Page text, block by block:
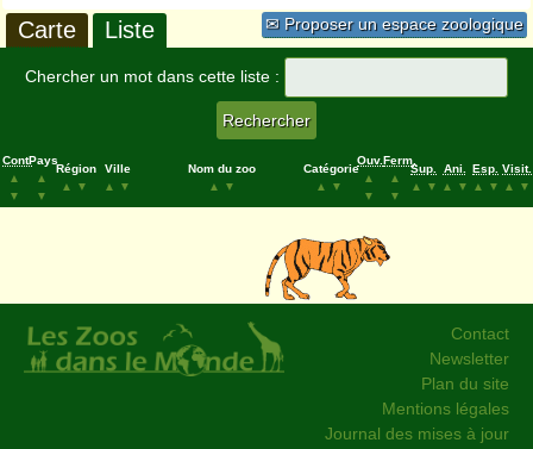
✉ Proposer un espace zoologique
Carte Liste
Chercher un mot dans cette liste :
Cont.
▲
▼
Pays
▲
▼
Région
▲
▼
Ville
▲
▼
Nom du zoo
▲
▼
Catégorie
▲
▼
Ouv.
▲
▼
Ferm.
▲
▼
Sup.
▲
▼
Ani.
▲
▼
Esp.
▲
▼
Visit.
▲
▼
Contact
Newsletter
Plan du site
Mentions légales
Journal des mises à jour